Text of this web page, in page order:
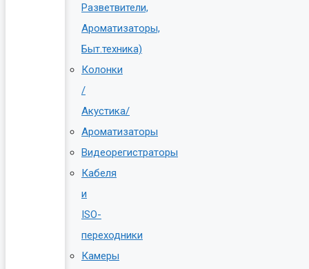
Разветвители,
Ароматизаторы,
Быт.техника)
Колонки
/
Акустика/
Ароматизаторы
Видеорегистраторы
Кабеля
и
ISO-
переходники
Камеры